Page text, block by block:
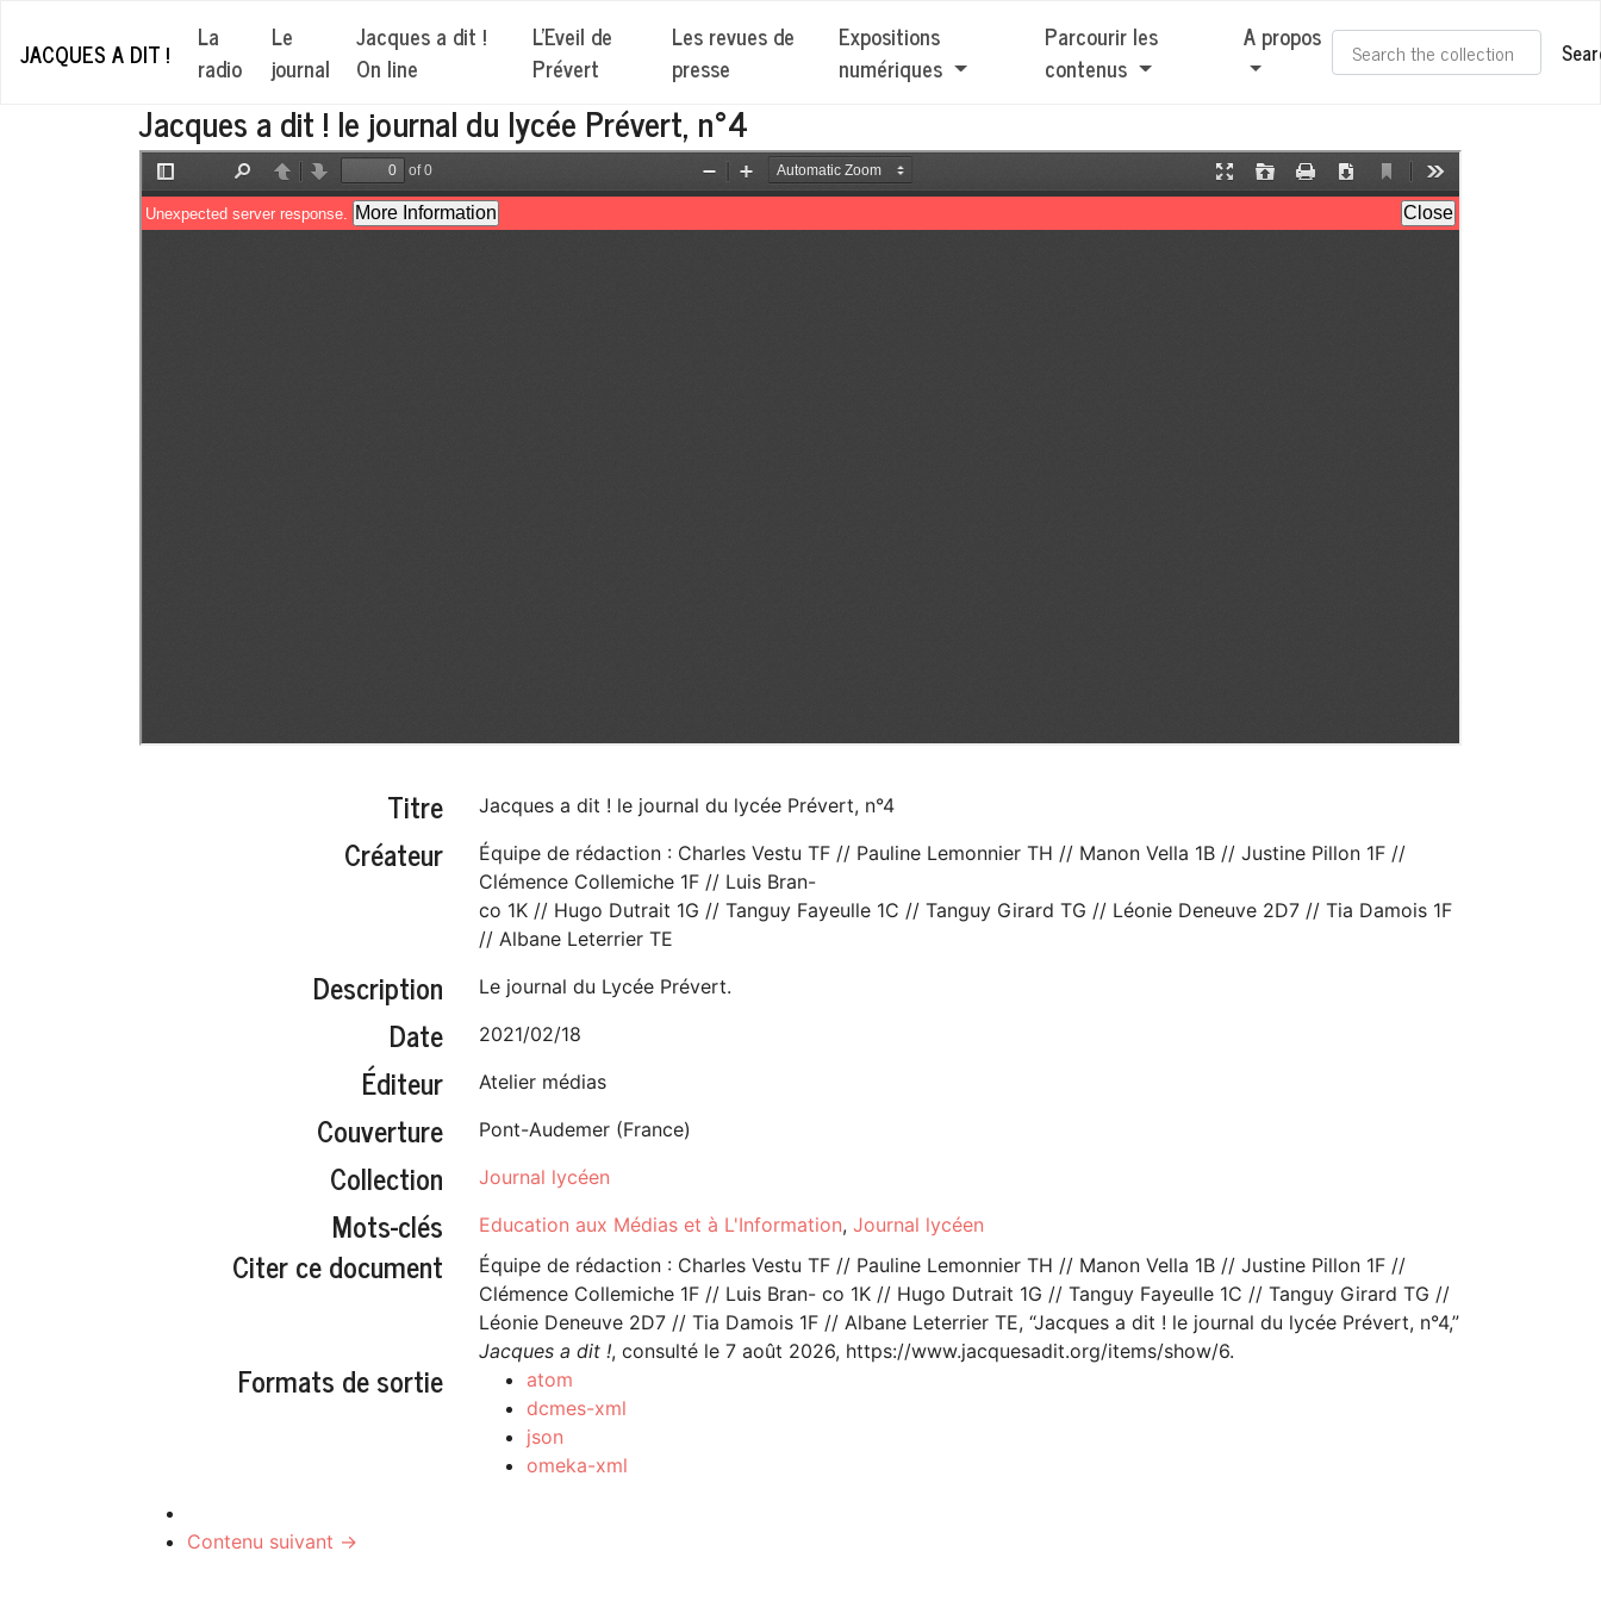
JACQUES A DIT !
La
radio
Le
journal
Jacques a dit !
On line
L'Eveil de
Prévert
Les revues de
presse
Expositions
numériques
Parcourir les
contenus
A propos
Jacques a dit ! le journal du lycée Prévert, n°4
Titre Jacques a dit ! le journal du lycée Prévert, n°4
Créateur
Équipe de rédaction : Charles Vestu TF // Pauline Lemonnier TH // Manon Vella 1B // Justine Pillon 1F //
Clémence Collemiche 1F // Luis Bran-
co 1K // Hugo Dutrait 1G // Tanguy Fayeulle 1C // Tanguy Girard TG // Léonie Deneuve 2D7 // Tia Damois 1F
// Albane Leterrier TE
Description Le journal du Lycée Prévert.
Date 2021/02/18
Éditeur Atelier médias
Couverture Pont-Audemer (France)
Collection Journal lycéen
Mots-clés Education aux Médias et à L'Information, Journal lycéen
Citer ce document
Équipe de rédaction : Charles Vestu TF // Pauline Lemonnier TH // Manon Vella 1B // Justine Pillon 1F //
Clémence Collemiche 1F // Luis Bran- co 1K // Hugo Dutrait 1G // Tanguy Fayeulle 1C // Tanguy Girard TG //
Léonie Deneuve 2D7 // Tia Damois 1F // Albane Leterrier TE, “Jacques a dit ! le journal du lycée Prévert, n°4,”
Jacques a dit !, consulté le 7 août 2026, https://www.jacquesadit.org/items/show/6.
Formats de sortie
atom
dcmes-xml
json
omeka-xml
Contenu suivant →